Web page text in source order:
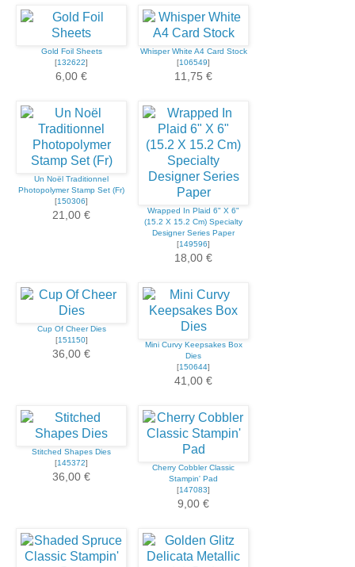
Gold Foil Sheets
[132622]
6,00 €
Whisper White A4 Card Stock
[106549]
11,75 €
Un Noël Traditionnel
Photopolymer Stamp Set (Fr)
[150306]
21,00 €
Wrapped In Plaid 6" X 6"
(15.2 X 15.2 Cm) Specialty
Designer Series Paper
[149596]
18,00 €
Cup Of Cheer Dies
[151150]
36,00 €
Mini Curvy Keepsakes Box
Dies
[150644]
41,00 €
Stitched Shapes Dies
[145372]
36,00 €
Cherry Cobbler Classic
Stampin' Pad
[147083]
9,00 €